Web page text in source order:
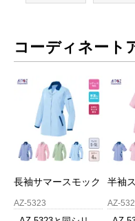
コーディネート
長袖サマースモック
AZ-5323
半袖
AZ-